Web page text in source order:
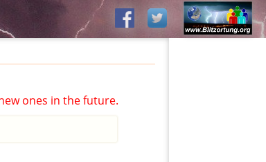
ones in the future.